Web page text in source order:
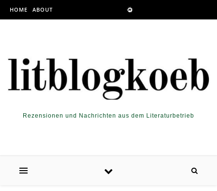
Skip to content
HOME ABOUT
Rezensionen und Nachrichten aus dem Literaturbetrieb